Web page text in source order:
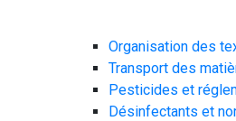
Organisation des
Transport des
Pesticides et
Désinfectants et